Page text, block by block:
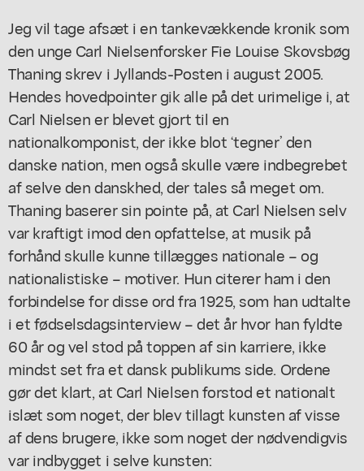
Jeg vil tage afsæt i en tankevækkende kronik som
den unge Carl Nielsenforsker Fie Louise Skovsbøg
Thaning skrev iJyllands-Posten i august 2005.
Hendes hovedpointer gik alle på det urimelige i, at
Carl Nielsen er blevet gjort til en
nationalkomponist, der ikke blot ‘tegner’ den
danske nation, men også skulle være indbegrebet
af selve den danskhed, der tales så meget om.
Thaning baserer sin pointe på, at Carl Nielsen selv
var kraftigt imod den opfattelse, at musik på
forhånd skulle kunne tillægges nationale – og
nationalistiske – motiver. Hun citerer ham i den
forbindelse for disse ord fra 1925, som han udtalte
i et fødselsdagsinterview – det år hvor han fyldte
60 år og vel stod på toppen af sin karriere, ikke
mindst set fra et dansk publikums side. Ordene
gør det klart, at Carl Nielsen forstod et nationalt
islæt som noget, der blev tillagt kunsten af visse
af dens brugere, ikke som noget der nødvendigvis
var indbygget i selve kunsten: